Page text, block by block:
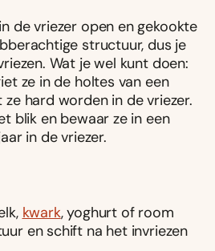
de vriezer open en gekookte
structuur, dus je
Wat je wel kunt doen:
ze in de holtes van een
hard worden in de vriezer.
blik en bewaar ze in een
in de vriezer.
kwark, yoghurt of room
en schift na het invriezen